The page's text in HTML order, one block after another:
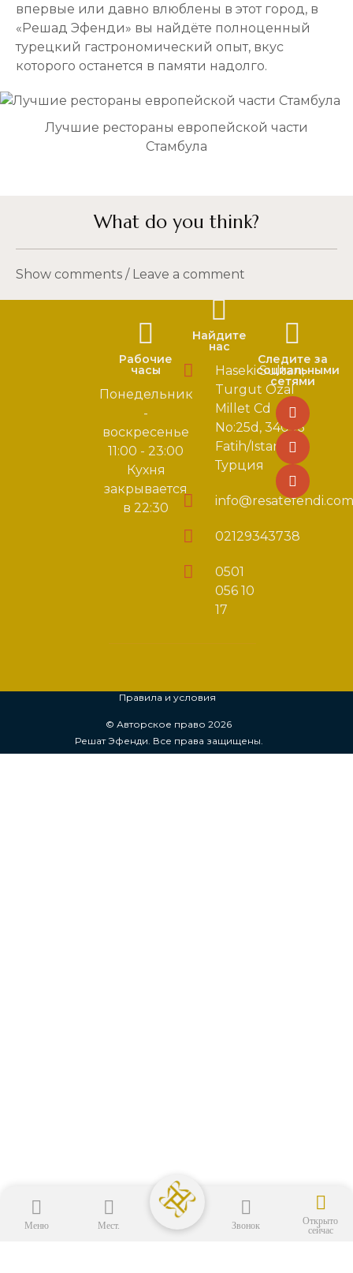
впервые или давно влюблены в этот город, в
«Решад Эфенди» вы найдёте полноценный
турецкий гастрономический опыт, вкус
которого останется в памяти надолго.
Лучшие рестораны европейской части
Стамбула
What do you think?
Show comments / Leave a comment
Рабочие
часы
Понедельник
-
воскресенье
11:00 - 23:00
Кухня
закрывается
в 22:30
Найдите
нас
Haseki Sultan,
Turgut Ozal
Millet Cd
No:25d, 34096
Fatih/Istanbul,
Турция
02129343738
0501
056 10
17
Следите за
социальными
сетями
© Авторское право 2026
Решат Эфенди. Все права защищены.
Правила и условия
Меню Мест. Звонок
Открыто
сейчас